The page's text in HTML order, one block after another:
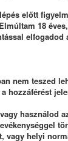
/ 1
bles
előtt
18
elfogadod
nem teszed
hozzáférést
használod
vagy helyi